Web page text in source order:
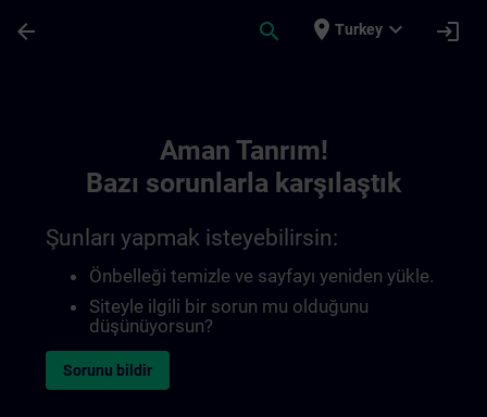
arrow_back search place Turkey expand_more login
Aman Tanrım!
Bazı sorunlarla karşılaştık
Şunları yapmak isteyebilirsin:
Önbelleği temizle ve sayfayı yeniden yükle.
Siteyle ilgili bir sorun mu olduğunu
düşünüyorsun?
Sorunu bildir